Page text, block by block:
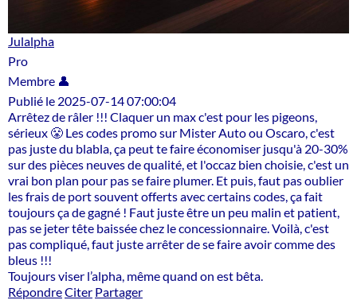
Julalpha
Pro
Membre 👤
Publié le 2025-07-14 07:00:04
Arrêtez de râler !!! Claquer un max c'est pour les pigeons,
sérieux 😤 Les codes promo sur Mister Auto ou Oscaro, c'est
pas juste du blabla, ça peut te faire économiser jusqu'à 20-30%
sur des pièces neuves de qualité, et l'occaz bien choisie, c'est un
vrai bon plan pour pas se faire plumer. Et puis, faut pas oublier
les frais de port souvent offerts avec certains codes, ça fait
toujours ça de gagné ! Faut juste être un peu malin et patient,
pas se jeter tête baissée chez le concessionnaire. Voilà, c'est
pas compliqué, faut juste arrêter de se faire avoir comme des
bleus !!!
Toujours viser l’alpha, même quand on est bêta.
RépondreCiter Partager